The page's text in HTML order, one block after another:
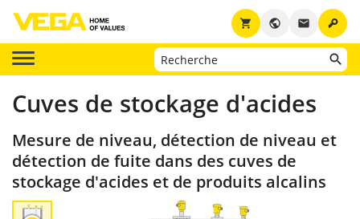
key
email
public
shopping_cart
Cuves de stockage d'acides
Mesure de niveau, détection de niveau et
détection de fuite dans des cuves de
stockage d'acides et de produits alcalins